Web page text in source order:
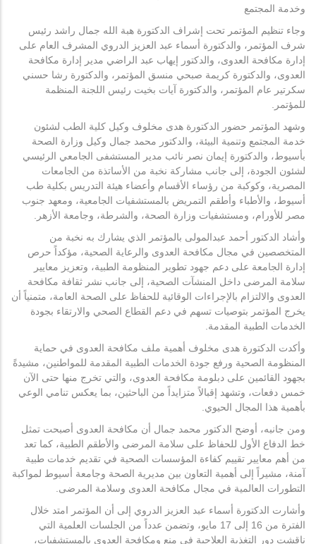
وخدمة المجتمع
وجاء تنظيم المؤتمر تحت إشراف الدكتورة هبة الله جمال راشد رئيس
شرف المؤتمر، والدكتورة أسماء عبد العزيز الدروي المشرف العام على
إدارة مكافحة العدوى، والدكتور إيهاب عبد الراضي مدير إدارة مكافحة
العدوى، والدكتورة كريمة صبحي منسق المؤتمر، والدكتورة رشا حسني
سكرتير عام المؤتمر، والدكتورة آيات بخيت رئيس اللجنة المنظمة
للمؤتمر.
وشهد المؤتمر حضور الدكتورة هدى مخلوف وكيل كلية الطب لشئون
خدمة المجتمع وتنمية البيئة، والدكتور محمد جمال وكيل وزارة الصحة
بأسيوط، والدكتورة إيمان نصر نائب مدير المستشفى الجامعي الرئيسي
لشئون الجودة، إلى جانب مشاركة نخبة من الأساتذة من الجامعات
المصرية، وكوكبة من رؤساء الأقسام وأعضاء هيئة التدريس بكلية طب
أسيوط، والأطباء وأطقم التمريض بالمستشفيات الجامعية، ومعهد جنوب
مصر للأورام، ومستشفيات وزارة الصحة، والشرطة، وجامعة الأزهر.
وأشاد الدكتور أحمد عبدالمولى بالمؤتمر الذي يشارك به نخبة من
المتخصصين في مجال مكافحة العدوى والرعاية الصحية، مؤكداً حرص
إدارة الجامعة على دعم جهود تطوير المنظومة الطبية، وتعزيز معايير
سلامة المرضى داخل المنشآت الصحية، إلى جانب نشر ثقافة مكافحة
العدوى والالتزام بالإجراءات الوقائية للحفاظ على الصحة العامة، متمنياً أن
يخرج المؤتمر بتوصيات تسهم في دعم القطاع الصحي والارتقاء بجودة
الخدمات الطبية المقدمة.
وأكدت الدكتورة هدى مخلوف أهمية ملف مكافحة العدوى في حماية
المنظومة الصحية ورفع جودة الخدمات الطبية المقدمة للمواطنين، مشيدةً
بجهود القائمين على دبلومة مكافحة العدوى، والتي تخرج منها حتى الآن
خمس دفعات، وتشهد إقبالاً متزايداً من الباحثين، بما يعكس تنامي الوعي
بأهمية هذا المجال الحيوي.
ومن جانبه، أوضح الدكتور محمد جمال أن مكافحة العدوى أصبحت تمثل
خط الدفاع الأول للحفاظ على سلامة المرضى والأطقم الطبية، كما تعد
من أهم معايير تقييم كفاءة المؤسسات الصحية في تقديم خدمات طبية
آمنة، مشيراً إلى أهمية التعاون بين مديرية الصحة وجامعة أسيوط لمواكبة
التطورات العالمية في مجال مكافحة العدوى وسلامة المرضى.
وأشارت الدكتورة أسماء عبد العزيز الدروي إلى أن المؤتمر امتد خلال
الفترة من 16 إلى 17 مايو، وتضمن عدداً من الجلسات العلمية التي
ناقشت دور التغذية العلاجية في منع ومكافحة العدوى بالمستشفيات،